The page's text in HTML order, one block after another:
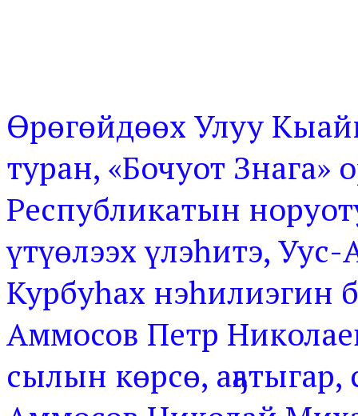
Өрөгөйдөөх Улуу
туран, «Бочуот Знага»
Республикатын
үтүөлээх үлэһитэ,
Курбуһах нэһилиэгин
Аммосов Петр
сылын көрсө,